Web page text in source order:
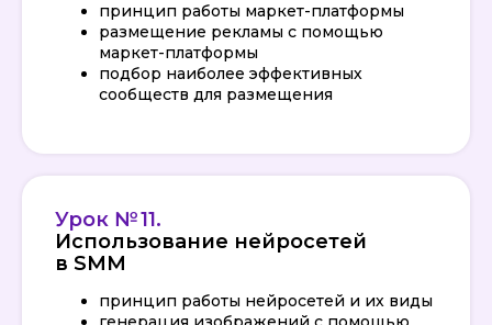
принцип работы маркет-платформы
размещение рекламы с помощью
маркет-платформы
подбор наиболее эффективных
сообществ для размещения
Урок № 11.
Использование нейросетей
в SMM
принцип работы нейросетей и их виды